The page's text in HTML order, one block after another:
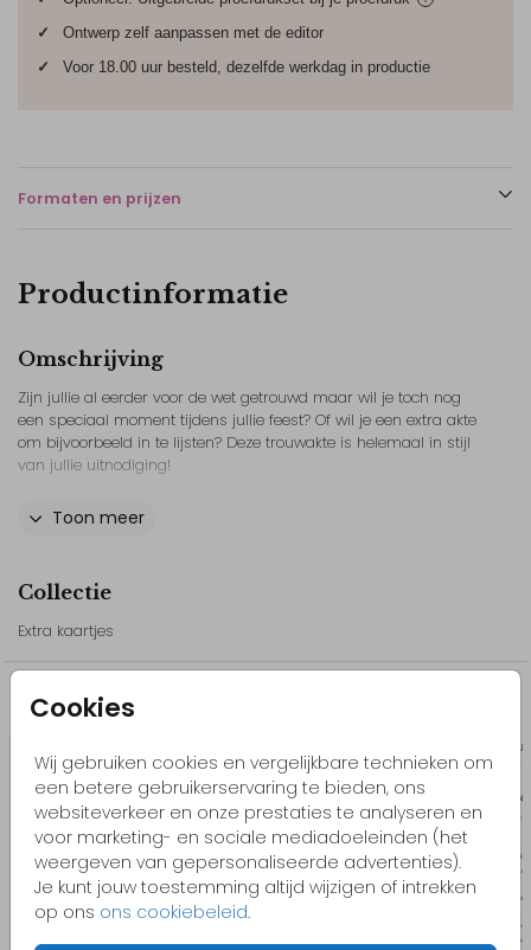
Cookies
Wij gebruiken cookies en vergelijkbare technieken om
een betere gebruikerservaring te bieden, ons
websiteverkeer en onze prestaties te analyseren en
voor marketing- en sociale mediadoeleinden (het
weergeven van gepersonaliseerde advertenties).
Je kunt jouw toestemming altijd wijzigen of intrekken
op ons ons cookiebeleid.
✓
Ontwerp zelf aanpassen met de editor
✓
Voor 18.00 uur besteld, dezelfde werkdag in productie
Formaten en prijzen
Productinformatie
Omschrijving
Zijn jullie al eerder voor de wet getrouwd maar wil je toch nog
een speciaal moment tijdens jullie feest? Of wil je een extra akte
om bijvoorbeeld in te lijsten? Deze trouwakte is helemaal in stijl
van jullie uitnodiging!
keuze uit meerdere papiersoorten
mooi in een stijl!
- Pas het design gemakkelijk zelf aan in onze editor. Voeg
bijvoorbeeld elementen toe, bewerk de kleuren of het lettertype.
contact met ons op, we helpen je graag!
// Lizzy & Jake
Toon meer
Collectie
Extra kaartjes
Misschien vind je dit ook leuk